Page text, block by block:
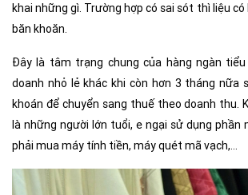
khai những gì. Trường hợp có sai sót thì liệu có
băn khoăn.
Đây là tâm trạng chung của hàng ngàn
doanh nhỏ lẻ khác khi còn hơn 3 tháng nữa
khoán để chuyển sang thuế theo doanh thu.
là những người lớn tuổi, e ngại sử dụng phần
phải mua máy tính tiền, máy quét mã vạch,…